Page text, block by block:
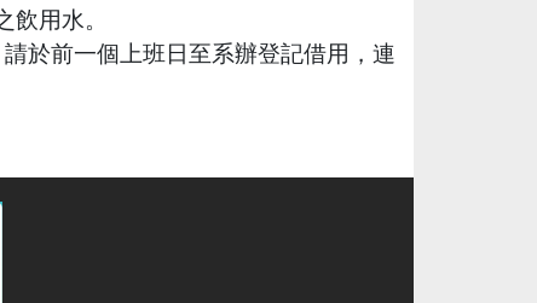
用水。
於前一個上班日至系辦登記借用，連